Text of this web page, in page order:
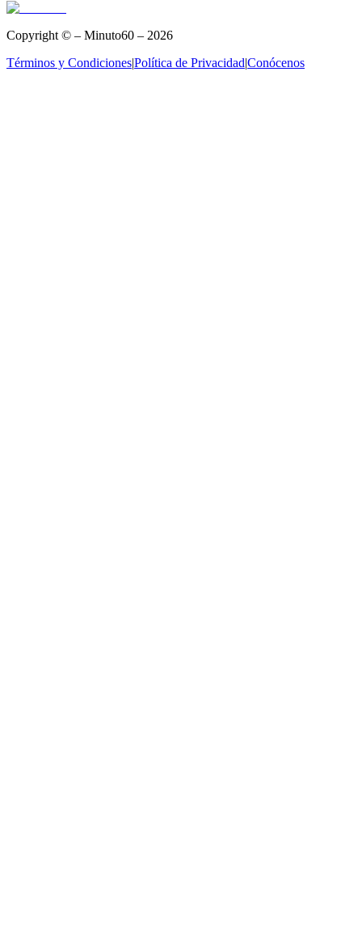
Copyright © – Minuto60 – 2026
Términos y Condiciones|Política de Privacidad|Conócenos